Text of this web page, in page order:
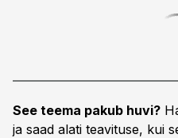
See teema pakub huvi?
ja saad alati teavituse, kui